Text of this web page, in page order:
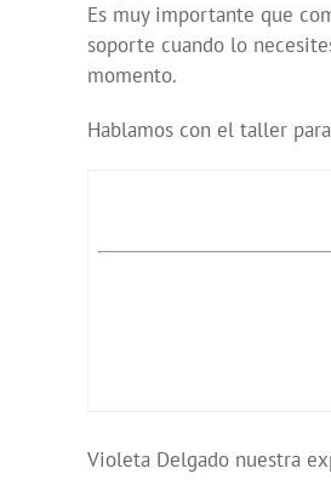
Es muy importante que
soporte cuando lo
momento.
Hablamos con el taller
Violeta Delgado nuestra